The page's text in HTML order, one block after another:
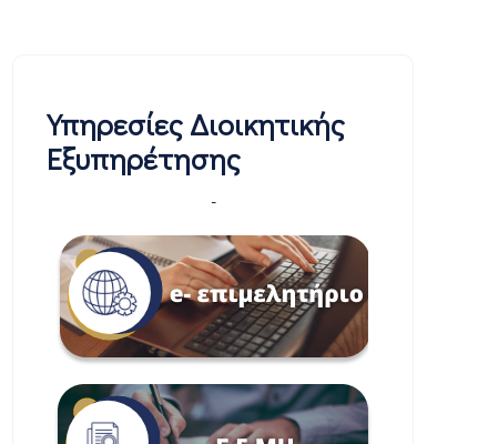
Υπηρεσίες Διοικητικής
Εξυπηρέτησης
-